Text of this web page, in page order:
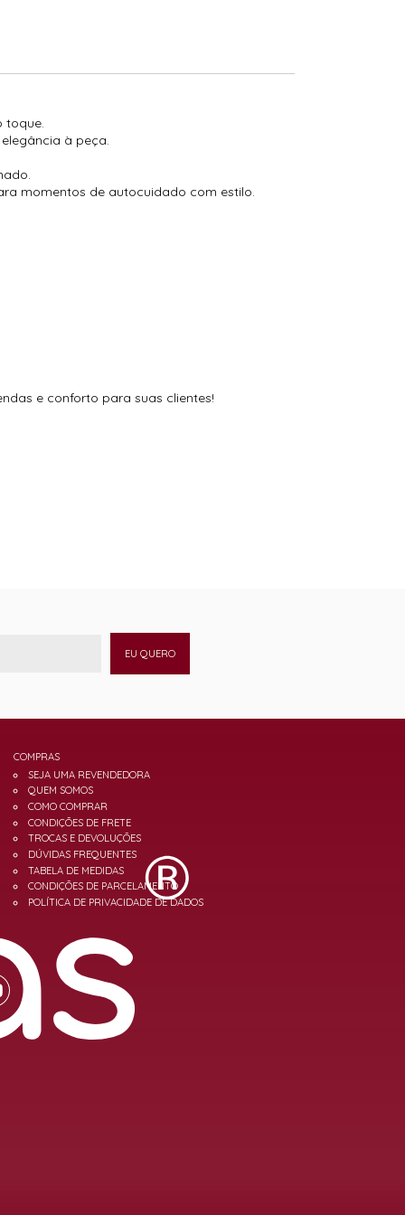
toque.
à peça.
momentos de autocuidado com estilo.
e conforto para suas clientes!
EU QUERO
COMPRAS
SEJA UMA REVENDEDORA
QUEM SOMOS
COMO COMPRAR
CONDIÇÕES DE FRETE
TROCAS E DEVOLUÇÕES
DÚVIDAS FREQUENTES
TABELA DE MEDIDAS
CONDIÇÕES DE PARCELAMENTO
POLÍTICA DE PRIVACIDADE DE DADOS